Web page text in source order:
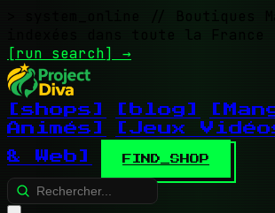
// Boutiques
indexées dans toute la France
[run search] →
[shops] [blog]
Animés]
[Jeux
& Web]
FIND_SHOP